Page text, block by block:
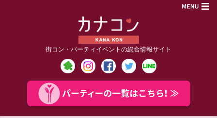
街コン・パーティイベントの総合情報サイト